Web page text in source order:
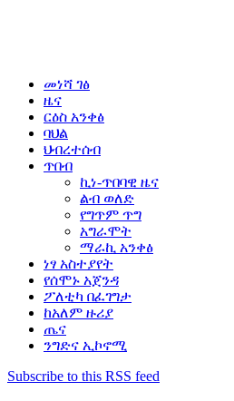
መነሻ ገፅ
ዜና
ርዕስ አንቀፅ
ባህል
ህብረተሰብ
ጥበብ
ኪነ-ጥበባዊ ዜና
ልብ ወለድ
የግጥም ጥግ
አግራሞት
ማራኪ አንቀፅ
ነፃ አስተያየት
የሰሞኑ አጀንዳ
ፖለቲካ በፈገግታ
ከአለም ዙሪያ
ጤና
ንግድና ኢኮኖሚ
Subscribe to this RSS feed